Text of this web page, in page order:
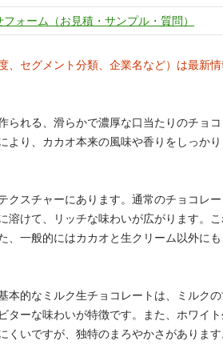
ォーム（お見積・サンプル・質問）
セグメント分類、企業名など）は最新
れる、滑らかで濃厚な口当たりのチョ
り、カカオ本来の風味や香りをしっか
スチャーにあります。通常のチョコレ
溶けて、リッチな味わいが広がります。
一般的にはカカオと生クリーム以外に
的なミルク生チョコレートは、ミルク
ーな味わいが特徴です。また、ホワイ
くいですが、独特のまろやかさがありま